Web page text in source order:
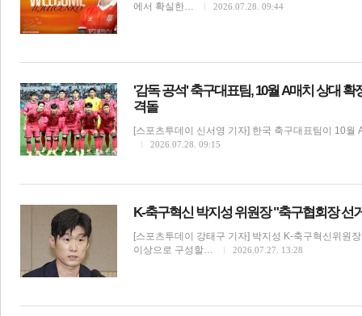
에서 확실한…
2026.07.28. 09:44
'감독 공석' 축구대표팀, 10월 A매치 상대
격돌
[스포츠투데이 신서영 기자] 한국 축구대표팀이 10
2026.07.28. 09:15
K-축구혁신 박지성 위원장 "축구협회장 선
[스포츠투데이 강태구 기자] 박지성 K-축구혁신위원
이상으로 구성할…
2026.07.27. 13:28